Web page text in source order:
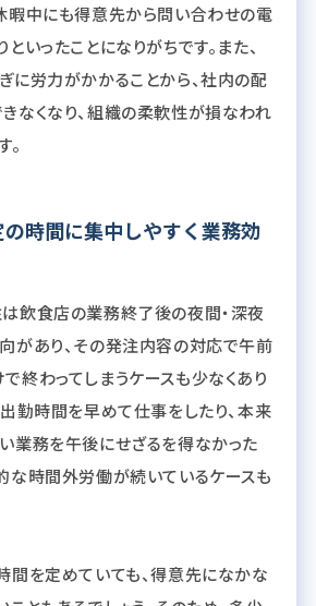
暇中にも得意先から問い合わせの電
いったことになりがちです。また、
に労力がかかることから、社内の配
なくなり、組織の柔軟性が損なわれ
時間に集中しやすく業務効
飲食店の業務終了後の夜間・深夜
があり、その発注内容の対応で午前
終わってしまうケースも少なくあり
出勤時間を早めて仕事をしたり、本来
業務を午後にせざるを得なかった
な時間外労働が続いているケースも
間を定めていても、得意先になかな